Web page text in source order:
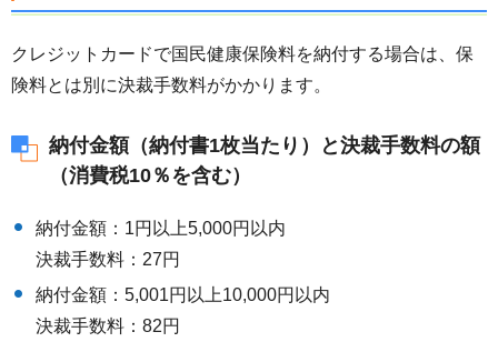
クレジットカードで国民健康保険料を納付する場合は、保
険料とは別に決裁手数料がかかります。
納付金額（納付書1枚当たり）と決裁手数料の額
（消費税10％を含む）
納付金額：1円以上5,000円以内
決裁手数料：27円
納付金額：5,001円以上10,000円以内
決裁手数料：82円